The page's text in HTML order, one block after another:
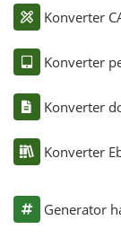
Konverter
Konverter
Konverter
Konverter
Generator